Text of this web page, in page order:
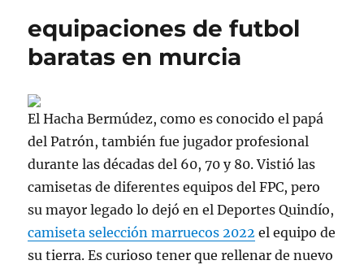
equipaciones de futbol
baratas en murcia
El Hacha Bermúdez, como es conocido el papá
del Patrón, también fue jugador profesional
durante las décadas del 60, 70 y 80. Vistió las
camisetas de diferentes equipos del FPC, pero
su mayor legado lo dejó en el Deportes Quindío,
camiseta selección marruecos 2022 el equipo de
su tierra. Es curioso tener que rellenar de nuevo